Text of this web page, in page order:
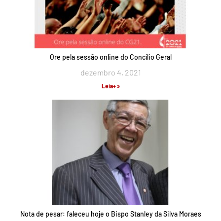
Ore pela sessão online do Concílio Geral
dezembro 4, 2021
Leia+ »
Nota de pesar: faleceu hoje o Bispo Stanley da Silva Moraes